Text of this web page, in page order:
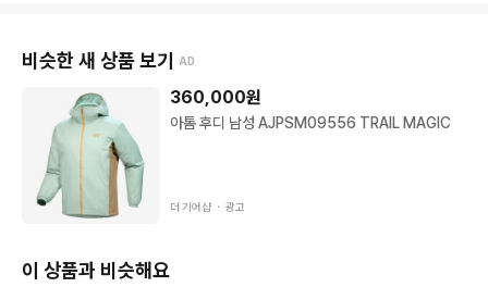
비슷한 새 상품 보기 AD
360,000원
아톰 후디 남성 AJPSM09556 TRAIL MAGIC
더 기어샵 ・ 광고
이 상품과 비슷해요